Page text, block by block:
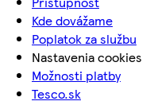
Kde dovážame
Poplatok za službu
Nastavenia cookies
Možnosti platby
Tesco.sk